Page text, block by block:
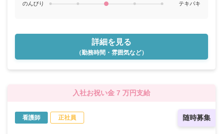
のんびり
テキパキ
詳細を見る
（勤務時間・雰囲気など）
入社お祝い金 7 万円支給
随時募集
看護師 正社員